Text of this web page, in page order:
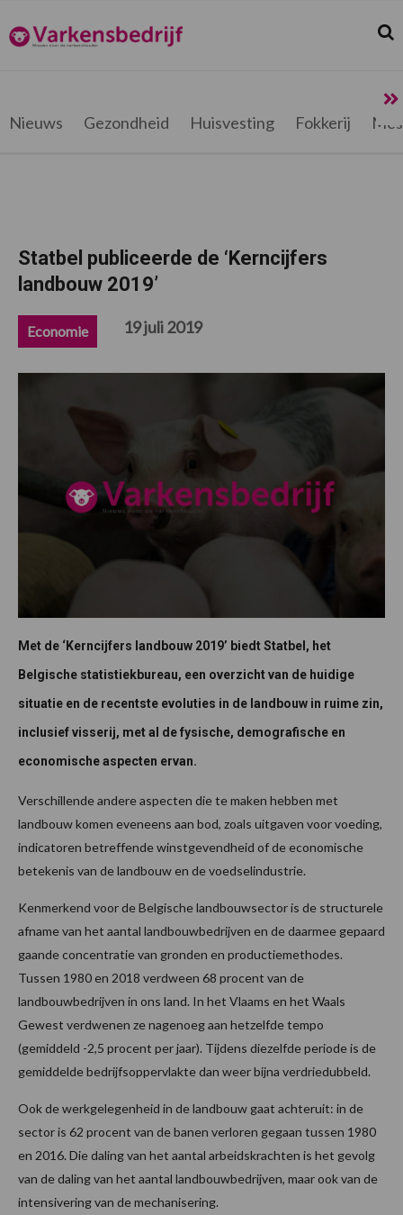
de
hoofdnavigatie
de
hoofd
de
eerste
de
voettekst
Varkensbedrijf.be
Nieuws Gezondheid Huisvesting Fokkerij
Statbel publiceerde de ‘Kerncijfers
landbouw 2019’
Economie 19 juli 2019
Met de ‘Kerncijfers landbouw 2019’ biedt Statbel, het
Belgische statistiekbureau, een overzicht van de huidige
situatie en de recentste evoluties in de landbouw in ruime zin,
inclusief visserij, met al de fysische, demografische en
economische aspecten ervan.
Verschillende andere aspecten die te maken hebben met
landbouw komen eveneens aan bod, zoals uitgaven voor voeding,
indicatoren betreffende winstgevendheid of de economische
betekenis van de landbouw en de voedselindustrie.
Kenmerkend voor de Belgische landbouwsector is de structurele
afname van het aantal landbouwbedrijven en de daarmee gepaard
gaande concentratie van gronden en productiemethodes.
Tussen 1980 en 2018 verdween 68 procent van de
landbouwbedrijven in ons land. In het Vlaams en het Waals
Gewest verdwenen ze nagenoeg aan hetzelfde tempo
(gemiddeld -2,5 procent per jaar). Tijdens diezelfde periode is de
gemiddelde bedrijfsoppervlakte dan weer bijna verdriedubbeld.
Ook de werkgelegenheid in de landbouw gaat achteruit: in de
sector is 62 procent van de banen verloren gegaan tussen 1980
en 2016. Die daling van het aantal arbeidskrachten is het gevolg
van de daling van het aantal landbouwbedrijven, maar ook van de
intensivering van de mechanisering.